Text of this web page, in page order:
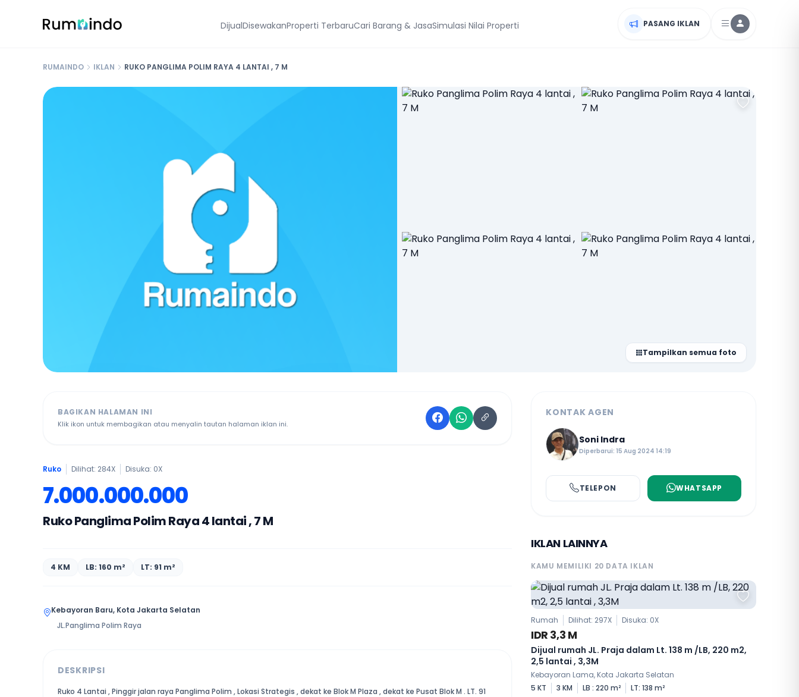
DijualDisewakanProperti TerbaruCari Barang & JasaSimulasi Nilai Properti PASANG IKLAN
RUMAINDO IKLAN RUKO PANGLIMA POLIM RAYA 4 LANTAI , 7 M
Tampilkan semua foto
BAGIKAN HALAMAN INI
Klik ikon untuk membagikan atau menyalin tautan halaman iklan ini.
Ruko Dilihat: 284X Disuka: 0X
7.000.000.000
Ruko Panglima Polim Raya 4 lantai , 7 M
4 KM LB: 160 m² LT: 91 m²
Kebayoran Baru, Kota Jakarta Selatan
JL.Panglima Polim Raya
DESKRIPSI
Ruko 4 Lantai , Pinggir jalan raya Panglima Polim , Lokasi Strategis , dekat ke Blok M Plaza , dekat ke Pusat Blok M . LT. 91
KONTAK AGEN
Soni Indra
Diperbarui: 15 Aug 2024 14:19
TELEPON WHATSAPP
IKLAN LAINNYA
KAMU MEMILIKI 20 DATA IKLAN
Rumah Dilihat: 297X Disuka: 0X
IDR 3,3 M
Dijual rumah JL. Praja dalam Lt. 138 m /LB, 220 m2,
2,5 lantai , 3,3M
Kebayoran Lama, Kota Jakarta Selatan
5 KT
3 KM LB : 220 m² LT: 138 m²